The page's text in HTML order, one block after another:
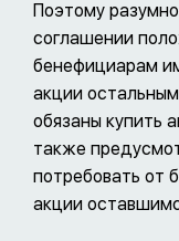
Поэтому
соглашении
бенефициарам
акции
обязаны купить
также
потребовать от
акции